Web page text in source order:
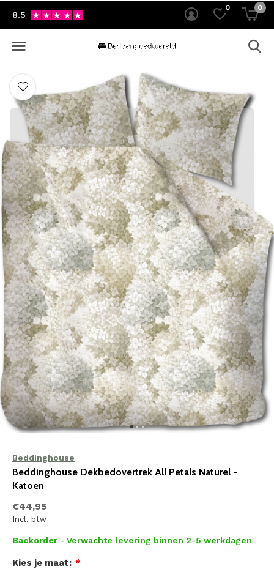
0 0
8.5
Beddinghouse
Beddinghouse Dekbedovertrek All Petals Naturel -
Katoen
€44,95
Incl. btw
Backorder - Verwachte levering binnen 2-5 werkdagen
Kies je maat: *